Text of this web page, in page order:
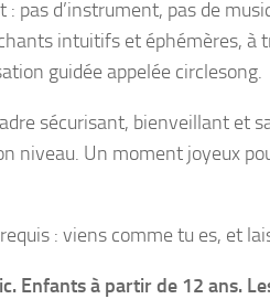
: pas d’instrument, pas de
intuitifs et éphémères, à
guidée appelée circlesong.
sécurisant, bienveillant et
niveau. Un moment joyeux
: viens comme tu es, et
Enfants à partir de 12 ans.